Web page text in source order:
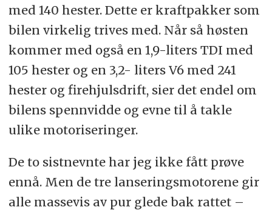
med 140 hester. Dette er kraftpakker som
bilen virkelig trives med. Når så høsten
kommer med også en 1,9-liters TDI med
105 hester og en 3,2- liters V6 med 241
hester og firehjulsdrift, sier det endel om
bilens spennvidde og evne til å takle
ulike motoriseringer.
De to sistnevnte har jeg ikke fått prøve
ennå. Men de tre lanseringsmotorene gir
alle massevis av pur glede bak rattet –